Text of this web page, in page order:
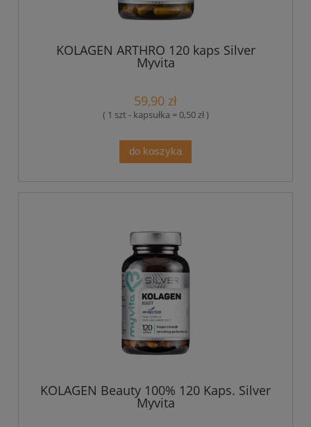
KOLAGEN ARTHRO 120 kaps Silver
Myvita
59,90 zł
( 1 szt - kapsułka = 0,50 zł )
do koszyka
KOLAGEN Beauty 100% 120 Kaps. Silver
Myvita